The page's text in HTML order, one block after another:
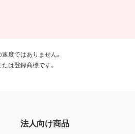
度ではありません。
は登録商標です。
法人向け商品